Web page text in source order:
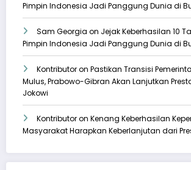
Pimpin Indonesia Jadi Panggung Dunia di
Sam Georgia on Jejak Keberhasilan 10
Pimpin Indonesia Jadi Panggung Dunia di
Kontributoron Pastikan Transisi
Mulus, Prabowo-Gibran Akan Lanjutkan
Jokowi
Kontributoron Kenang Keberhasilan
Masyarakat Harapkan Keberlanjutan dari